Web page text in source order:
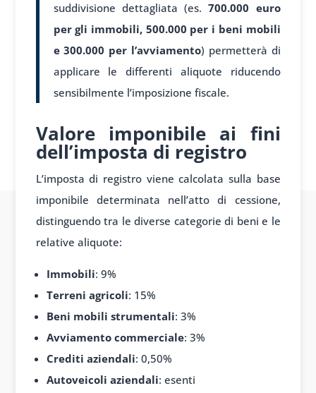
suddivisione dettagliata (es.700.000 euro
per gli immobili, 500.000 per i beni mobili
e 300.000 per l’avviamento) permetterà di
applicare le differenti aliquote riducendo
sensibilmente l’imposizione fiscale.
Valore imponibile ai fini
dell’imposta di registro
L’imposta di registro viene calcolata sulla base
imponibile determinata nell’atto di cessione,
distinguendo tra le diverse categorie di beni e le
relative aliquote:
Immobili: 9%
Terreni agricoli: 15%
Beni mobili strumentali: 3%
Avviamento commerciale: 3%
Crediti aziendali: 0,50%
Autoveicoli aziendali: esenti